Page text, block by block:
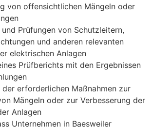
von offensichtlichen Mängeln oder
und Prüfungen von Schutzleitern,
und anderen relevanten
elektrischen Anlagen
Prüfberichts mit den Ergebnissen
der erforderlichen Maßnahmen zur
Mängeln oder zur Verbesserung der
Anlagen
Unternehmen in Baesweiler